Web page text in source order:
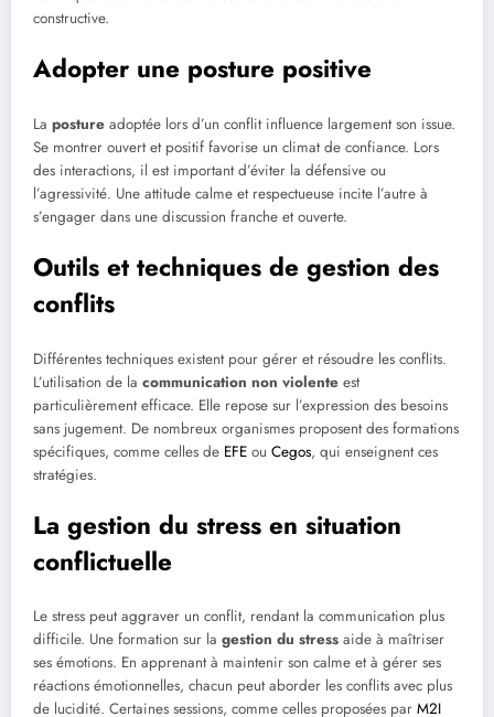
constructive.
Adopter une posture positive
La posture adoptée lors d’un conflit influence largement son issue.
Se montrer ouvert et positif favorise un climat de confiance. Lors
des interactions, il est important d’éviter la défensive ou
l’agressivité. Une attitude calme et respectueuse incite l’autre à
s’engager dans une discussion franche et ouverte.
Outils et techniques de gestion des
conflits
Différentes techniques existent pour gérer et résoudre les conflits.
L’utilisation de la communication non violente est
particulièrement efficace. Elle repose sur l’expression des besoins
sans jugement. De nombreux organismes proposent des formations
spécifiques, comme celles de EFE ou Cegos, qui enseignent ces
stratégies.
La gestion du stress en situation
conflictuelle
Le stress peut aggraver un conflit, rendant la communication plus
difficile. Une formation sur la gestion du stress aide à maîtriser
ses émotions. En apprenant à maintenir son calme et à gérer ses
réactions émotionnelles, chacun peut aborder les conflits avec plus
de lucidité. Certaines sessions, comme celles proposées par M2I